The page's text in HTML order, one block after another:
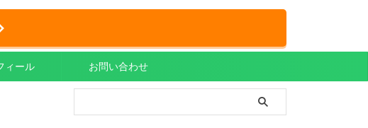
ィール お問い合わせ